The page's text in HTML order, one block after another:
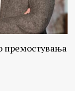
премостувања